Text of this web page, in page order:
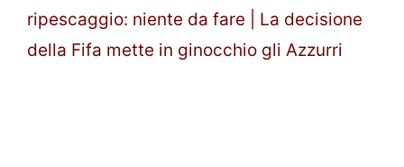
ripescaggio: niente da fare | La decisione
della Fifa mette in ginocchio gli Azzurri